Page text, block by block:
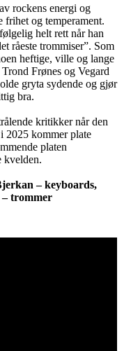
rockens energi og
frihet og temperament.
helt rett når han
råeste trommiser”. Som
heftige, ville og lange
Frønes og Vegard
gryta sydende og gjør
bra.
kritikker når den
2025 kommer plate
platen
kvelden.
– keyboards,
– trommer